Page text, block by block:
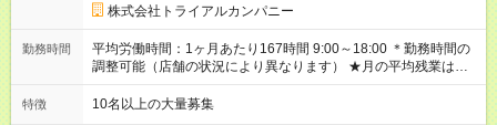
手当（全額支給） ◎深夜手当 ※一部、店舗により異なります ※
固定残業・みなし残業なし！残業分は1分単位で支給！ （実績：
月平均残業時間13.25h以下） 【試用期間】試用期間あり 試用期
間の長さ：2ヶ月 雇用形態、給与は本採用時と同じです。
株式会社トライアルカンパニー
勤務時間
平均労働時間：1ヶ月あたり167時間 9:00～18:00 ＊勤務時間の
調整可能（店舗の状況により異なります） ★月の平均残業は
13.25ｈ以下 ⇒業務効率化等を図り、さらに減らしていきます
◎基本は定時退社 ◎固定残業・みなし残業ナシ。残業分は1分単
特徴 10名以上の大量募集